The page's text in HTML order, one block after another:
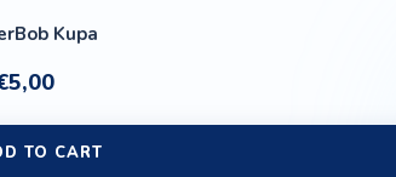
Kupa
5,00
TO CART